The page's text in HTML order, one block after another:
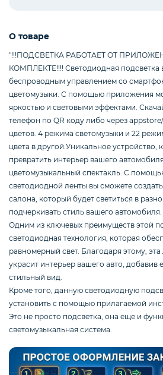
Телевизоры
Для бизнеса
Смартфоны / Телефоны
Электроника
Комплектующие ПК
О товаре
"!!!ПОДСВЕТКА РАБОТАЕТ ОТ
КОМПЛЕКТЕ!!!! Светодиодная подсветка
беспроводным управлением со
цветомузыки. С помощью приложения
яркостью и световыми эффектами.
телефон по QR коду либо через
цветов. 4 режима светомузыки и 22
цвета в другой.Уникальное устройство,
превратить интерьер вашего
цветомузыкальный спектакль. С
светодиодной ленты вы сможете
салона, который будет светиться в
подчеркивать стиль вашего автомобиля.
Одним из ключевых преимуществ этой
светодиодная технология, которая
равномерный свет. Благодаря этому,
украсит интерьер вашего авто, добавив
стильный вид.
Кроме того, данную светодиодную
установить с помощью прилагаемой
Это не просто подсветка, она еще и
светомузыкальная система.